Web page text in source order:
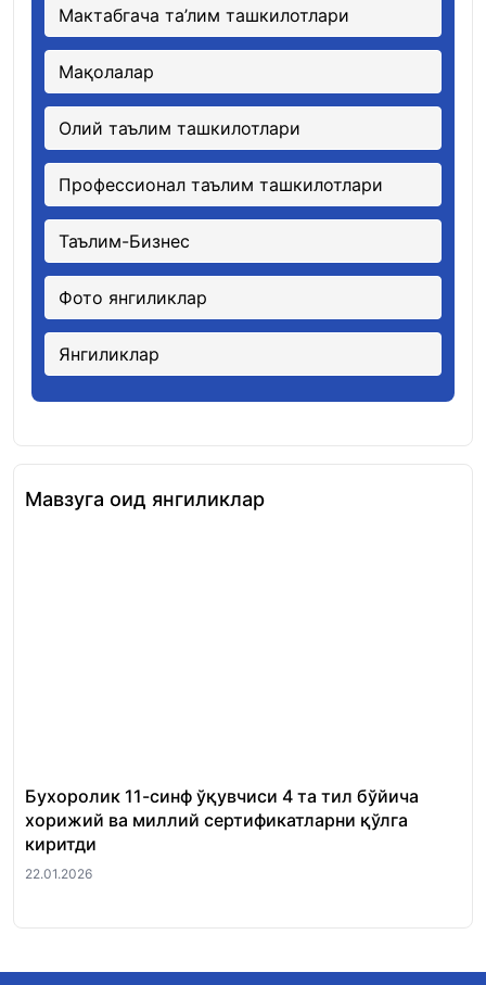
Мактабгача та’лим ташкилотлари
Мақолалар
Олий таълим ташкилотлари
Профессионал таълим ташкилотлари
Таълим-Бизнес
Фото янгиликлар
Янгиликлар
Мавзуга оид янгиликлар
Бухоролик 11-синф ўқувчиси 4 та тил бўйича
хорижий ва миллий сертификатларни қўлга
киритди
22.01.2026